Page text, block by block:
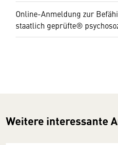
Online-Anmeldung zur
staatlich geprüfte®
Weitere interessante